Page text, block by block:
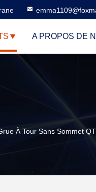
A PROPOS DE
À Tour Sans Sommet